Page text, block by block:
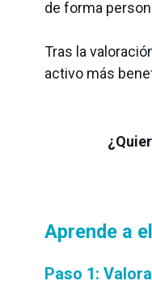
de forma
Tras la
activo más
Aprende a
Paso 1: